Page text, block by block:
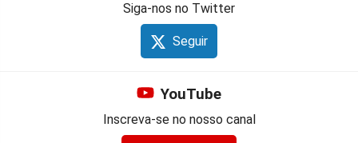
Siga-nos no Twitter
Seguir
YouTube
Inscreva-se no nosso canal